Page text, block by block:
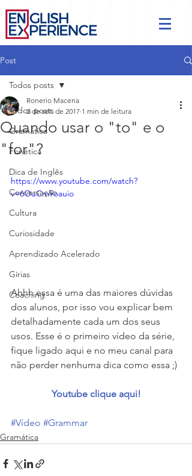
Post
Todos posts
Gramática
Fonética
Dica de Inglês
Conversação
Cultura
Curiosidade
Aprendizado Acelerado
Gírias
Coaching
Todos posts
Quando usar o "to" e o
"for"?
Ronerio Macena
2 de set. de 2017 1 min de leitura
https://www.youtube.com/watch?
v=6OuCm9oauio
Ahhh essa é uma das maiores dúvidas
dos alunos, por isso vou explicar bem
detalhadamente cada um dos seus
usos. Esse é o primeiro vídeo da série,
fique ligado aqui e no meu canal para
não perder nenhuma dica como essa ;)
Youtube clique aqui!
#Vídeo #Grammar
Gramática